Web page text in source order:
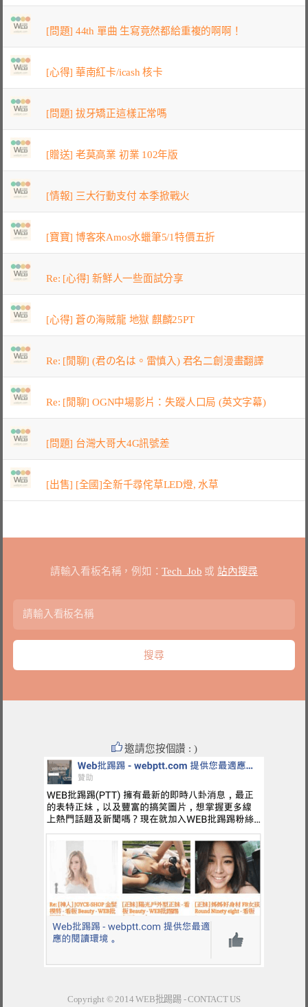
[問題] 44th 單曲 生寫竟然都給重複的啊啊！
[心得] 華南紅卡/icash 核卡
[問題] 拔牙矯正這樣正常嗎
[贈送] 老莫高業 初業 102年版
[情報] 三大行動支付 本季掀戰火
[寶寶] 博客來Amos水蠟筆5/1特價五折
Re: [心得] 新鮮人一些面試分享
[心得] 蒼の海賊龍 地獄 麒麟25PT
Re: [閒聊] (君の名は。雷慎入) 君名二創漫畫翻譯
Re: [閒聊] OGN中場影片：失蹤人口局 (英文字幕)
[問題] 台灣大哥大4G訊號差
[出售] [全國]全新千尋侘草LED燈, 水草
請輸入看板名稱，例如：Tech_Job 或 站內搜尋
邀請您按個讚 : )
Copyright © 2014WEB批踢踢-CONTACT US